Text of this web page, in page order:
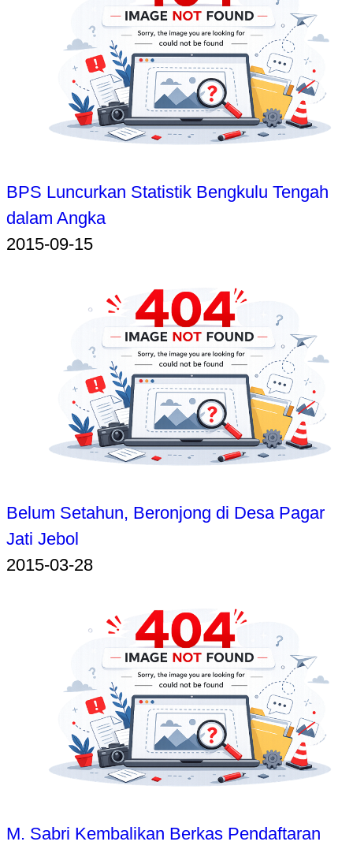
BPS Luncurkan Statistik Bengkulu Tengah
dalam Angka
2015-09-15
Belum Setahun, Beronjong di Desa Pagar
Jati Jebol
2015-03-28
M. Sabri Kembalikan Berkas Pendaftaran